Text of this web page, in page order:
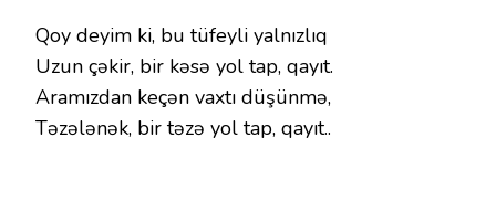
Qoy deyim ki, bu tüfeyli yalnızlıq
Uzun çəkir, bir kəsə yol tap, qayıt.
Aramızdan keçən vaxtı düşünmə,
Təzələnək, bir təzə yol tap, qayıt..